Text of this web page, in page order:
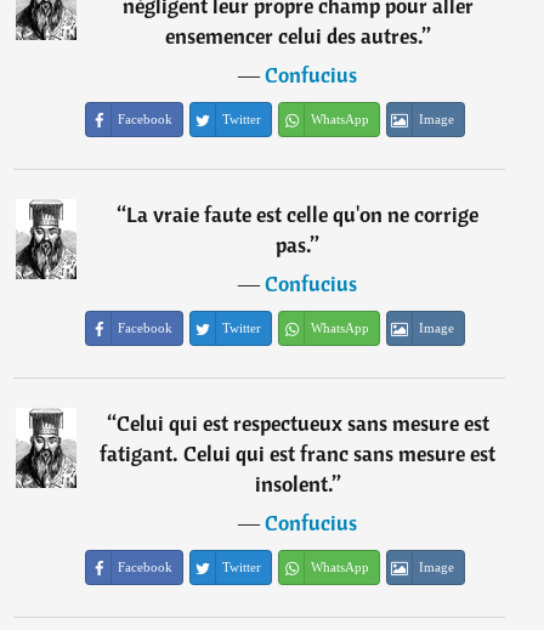
négligent leur propre champ pour aller
ensemencer celui des autres.”
―Confucius
Facebook Twitter WhatsApp Image
“La vraie faute est celle qu'on ne corrige
pas.”
―Confucius
Facebook Twitter WhatsApp Image
“Celui qui est respectueux sans mesure est
fatigant. Celui qui est franc sans mesure est
insolent.”
―Confucius
Facebook Twitter WhatsApp Image